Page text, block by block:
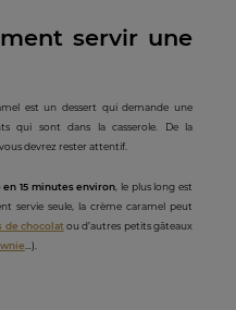
servir une
est un dessert qui demande une
qui sont dans la casserole. De la
devrez rester attentif.
15 minutes environ , le plus long est
servie seule, la crème caramel peut
de chocolatou d’autres petits gâteaux
…).